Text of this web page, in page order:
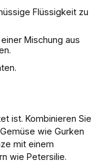
Flüssigkeit zu
Mischung aus
ist. Kombinieren Sie
wie Gurken
mit einem
wie Petersilie.